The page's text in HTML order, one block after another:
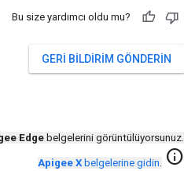
Bu size yardımcı oldu mu?
GERI BILDIRIM GÖNDERIN
Edge belgelerini görüntülüyorsunuz.
Apigee X belgelerine gidin. info